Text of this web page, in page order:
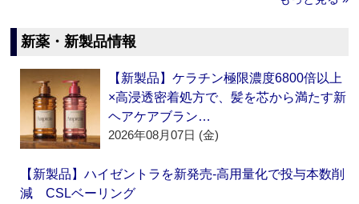
新薬・新製品情報
【新製品】ケラチン極限濃度6800倍以上
×高浸透密着処方で、髪を芯から満たす新
ヘアケアブラン…
2026年08月07日 (金)
【新製品】ハイゼントラを新発売‐高用量化で投与本数削
減 CSLベーリング